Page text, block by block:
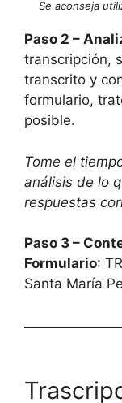
Se aconseja
Paso 2 –
transcripción,
transcrito y
formulario,
posible.
Tome el
análisis de lo
respuestas
Paso 3 –
Formulario:
Santa María